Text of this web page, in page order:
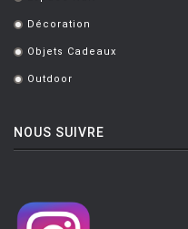
. Décoration
. Objets Cadeaux
. Outdoor
NOUS SUIVRE